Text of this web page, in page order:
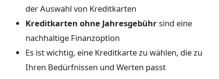
der Auswahl von Kreditkarten
Kreditkarten ohne Jahresgebührsind eine
nachhaltige Finanzoption
Es ist wichtig, eine Kreditkarte zu wählen, die zu
Ihren Bedürfnissen und Werten passt